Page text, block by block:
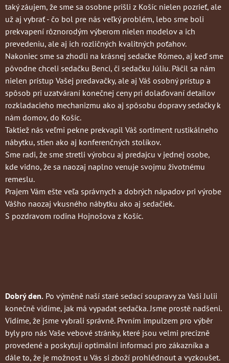
taký záujem, že sme sa osobne prišli z Košíc nielen pozrieť, ale
už aj vybrať - čo bol pre nás veľký problém, lebo sme boli
prekvapení rôznorodým výberom nielen modelov a ich
prevedeniu, ale aj ich rozličných kvalitných poťahov.
Nakoniec sme sa zhodli na krásnej sedačke Rómeo, aj keď sme
pôvodne chceli sedačku Benci, či sedačku Júliu. Páčil sa nám
nielen prístup Vašej predavačky, ale aj Váš osobný prístup a
spôsob pri uzatváraní konečnej ceny pri dolaďovaní detailov
rozkladacieho mechanizmu ako aj spôsobu dopravy sedačky k
nám domov, do Košíc.
Taktiež nás veľmi pekne prekvapil Váš sortiment rustikálneho
nábytku, stien ako aj konferenčných stolíkov.
Sme radi, že sme stretli výrobcu aj predajcu v jednej osobe,
kde vidno, že sa naozaj naplno venuje svojmu životnému
remeslu.
Prajem Vám ešte veľa správnych a dobrých nápadov pri výrobe
Vášho naozaj vkusného nábytku ako aj sedačiek.
S pozdravom rodina Hojnošova z Košíc.
Dobrý den. Po výměně naší staré sedací soupravy za Vaši Julii
konečně vidíme, jak má vypadat sedačka. Jsme prostě nadšeni.
Vidíme, že jsme vybrali správně. Prvním impulzem pro výběr
byly pro nás Vaše vebové stránky, které jsou velmi precizně
provedené a poskytují optimální informaci pro zákazníka a
dále to, že je možnost u Vás si zboží prohlédnout a vyzkoušet.